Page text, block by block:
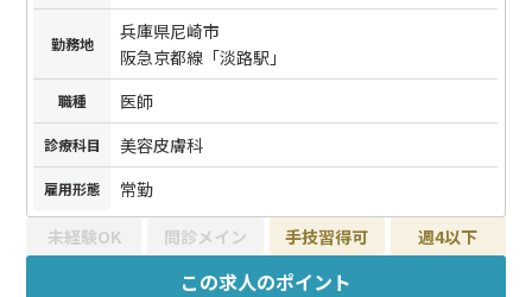
勤務地
兵庫県尼崎市
阪急京都線「淡路駅」
職種 医師
診療科目 美容皮膚科
雇用形態
常勤
未経験OK
問診メイン 手技習得可 週4以下
この求人のポイント